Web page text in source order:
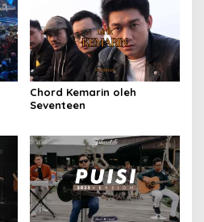
Chord Kemarin oleh
Seventeen